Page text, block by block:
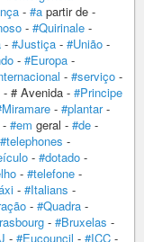
- #a partir de -
- #Quirinale -
- #Justiça - #União -
- #Europa -
- #serviço -
- # Avenida - #Principe
- #plantar-
- #em geral - #de -
#telephones -
- #dotado -
- #telefone -
- #Italians -
- #Quadra -
- #Bruxelas -
- #Eucouncil - #ICC -